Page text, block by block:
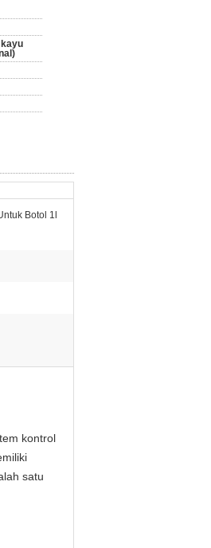
Botol 1l
kontrol
satu